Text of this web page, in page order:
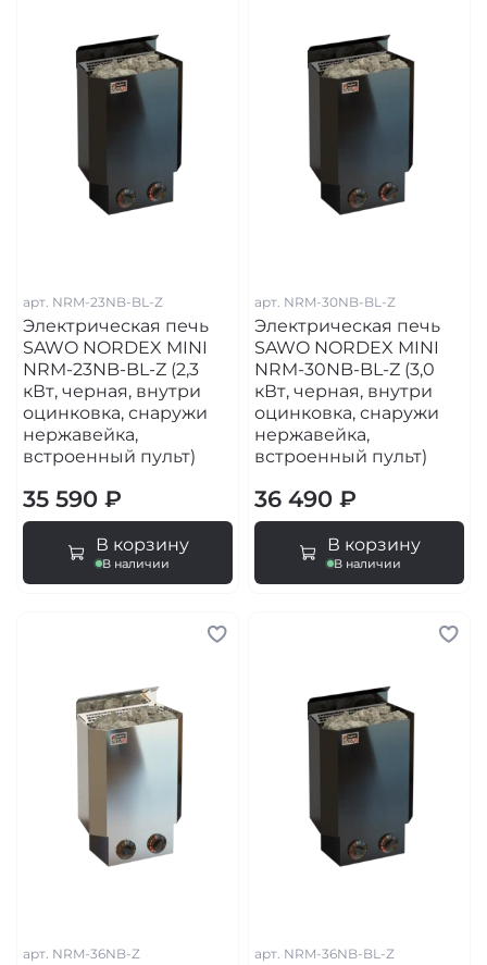
арт. NRM-23NB-BL-Z
Электрическая печь
SAWO NORDEX MINI
NRM-23NB-BL-Z (2,3
кВт, черная, внутри
оцинковка, снаружи
нержавейка,
встроенный пульт)
35 590 ₽
В корзину
В наличии
арт. NRM-30NB-BL-Z
Электрическая печь
SAWO NORDEX MINI
NRM-30NB-BL-Z (3,0
кВт, черная, внутри
оцинковка, снаружи
нержавейка,
встроенный пульт)
36 490 ₽
В корзину
В наличии
арт. NRM-36NB-Z арт. NRM-36NB-BL-Z